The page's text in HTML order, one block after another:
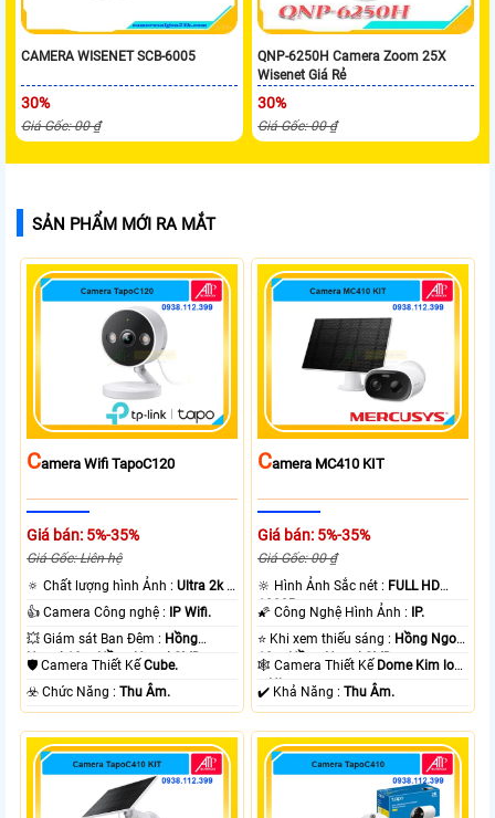
CAMERA WISENET SCB-6005
30%
Giá Gốc: 00 ₫
QNP-6250H Camera Zoom 25X
Wisenet Giá Rẻ
30%
Giá Gốc: 00 ₫
SẢN PHẨM MỚI RA MẮT
CAmera Wifi TapoC120
Giá bán: 5%-35%
Giá Gốc: Liên hệ
🔅 Chất lượng hình Ảnh :Ultra 2k +
.
👍 Camera Công nghệ :
IP Wifi.
💥 Giám sát Ban Đêm : Hồng
Ngoại 10m Hồng Ngoại SMD.
🛡 Camera Thiết KếCube.
️☣️ Chức Năng :Thu Âm.
CAmera MC410 KIT
Giá bán: 5%-35%
Giá Gốc: 00 ₫
🔆 Hình Ảnh Sắc nét : FULL HD
1080P .
🌠 Công Nghệ Hình Ảnh :
IP.
⭐ Khi xem thiếu sáng : Hồng Ngoại
10m Hồng Ngoại SMD.
🕸️ Camera Thiết Kế Dome Kim loại
+ Nhựa.
️✔️ Khả Năng :Thu Âm.